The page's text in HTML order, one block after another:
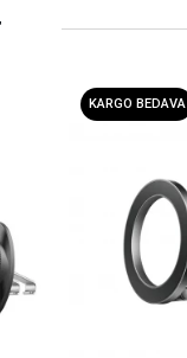
KARGO BEDAVA